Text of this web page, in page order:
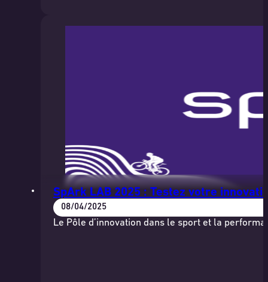
SpArk LAB 2025 : Testez votre
08/04/2025
Le Pôle d’innovation dans le sport et la